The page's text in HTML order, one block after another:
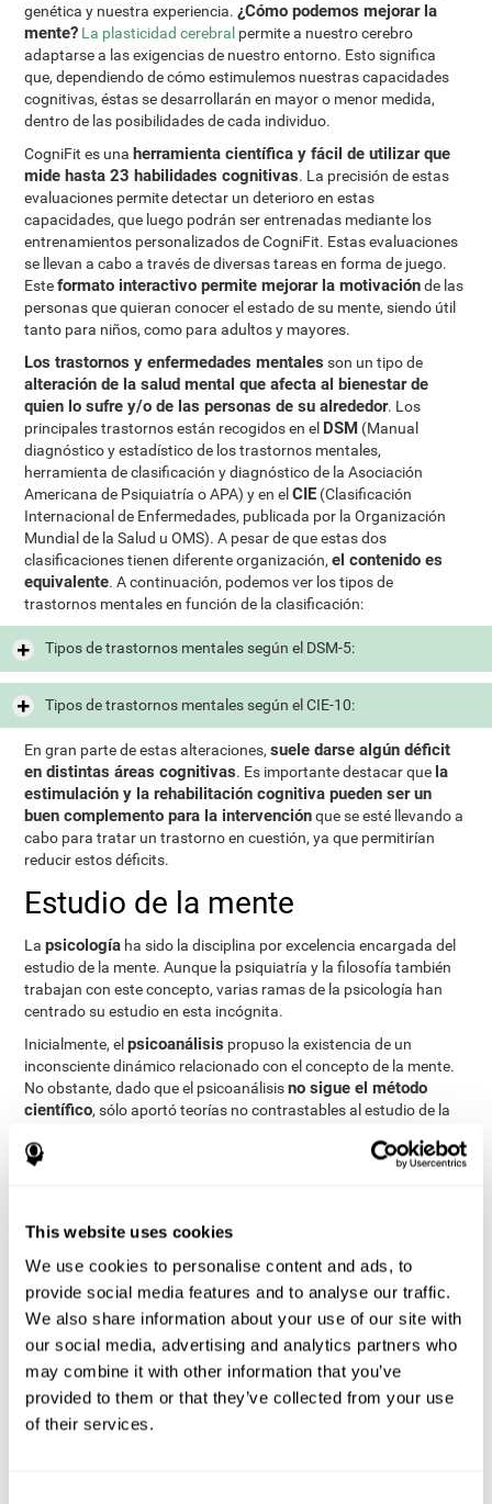
This website uses cookies
We use cookies to personalise content and ads, to
provide social media features and to analyse our traffic.
We also share information about your use of our site with
our social media, advertising and analytics partners who
may combine it with other information that you’ve
provided to them or that they’ve collected from your use
of their services.
genética y nuestra experiencia.¿Cómo podemos mejorar la
mente? La plasticidad cerebral permite a nuestro cerebro
adaptarse a las exigencias de nuestro entorno. Esto significa
que, dependiendo de cómo estimulemos nuestras capacidades
cognitivas, éstas se desarrollarán en mayor o menor medida,
dentro de las posibilidades de cada individuo.
CogniFit es una herramienta científica y fácil de utilizar que
mide hasta 23 habilidades cognitivas. La precisión de estas
evaluaciones permite detectar un deterioro en estas
capacidades, que luego podrán ser entrenadas mediante los
entrenamientos personalizados de CogniFit. Estas evaluaciones
se llevan a cabo a través de diversas tareas en forma de juego.
Esteformato interactivo permite mejorar la motivaciónde las
personas que quieran conocer el estado de su mente, siendo útil
tanto para niños, como para adultos y mayores.
Los trastornos y enfermedades mentales son un tipo de
alteración de la salud mental que afecta al bienestar de
quien lo sufre y/o de las personas de su alrededor. Los
principales trastornos están recogidos en el DSM (Manual
diagnóstico y estadístico de los trastornos mentales,
herramienta de clasificación y diagnóstico de la Asociación
Americana de Psiquiatría o APA) y en elCIE (Clasificación
Internacional de Enfermedades, publicada por la Organización
Mundial de la Salud u OMS). A pesar de que estas dos
clasificaciones tienen diferente organización,el contenido es
equivalente. A continuación, podemos ver los tipos de
trastornos mentales en función de la clasificación:
Tipos de trastornos mentales según el DSM-5:
Tipos de trastornos mentales según el CIE-10:
En gran parte de estas alteraciones,suele darse algún déficit
en distintas áreas cognitivas. Es importante destacar que la
estimulación y la rehabilitación cognitiva pueden ser un
buen complemento para la intervenciónque se esté llevando a
cabo para tratar un trastorno en cuestión, ya que permitirían
reducir estos déficits.
Estudio de la mente
Lapsicología ha sido la disciplina por excelencia encargada del
estudio de la mente. Aunque la psiquiatría y la filosofía también
trabajan con este concepto, varias ramas de la psicología han
centrado su estudio en esta incógnita.
Inicialmente, elpsicoanálisis propuso la existencia de un
inconsciente dinámico relacionado con el concepto de la mente.
No obstante, dado que el psicoanálisisno sigue el método
científico, sólo aportó teorías no contrastables al estudio de la
Tras esto, la
defendía que la mente no
quedó relegado a un segundo plano.
Finalmente, lapsicología cognitivaha intentado comprender el
funcionamiento de la mente a través demodelos
computacionales
, que aportan una importante base al estudio
de este concepto. A diferencia de la corriente conductista y del
psicoanálisis,la psicología cognitiva se vale de los procesos
mentales para estudiar la mente de manera científica